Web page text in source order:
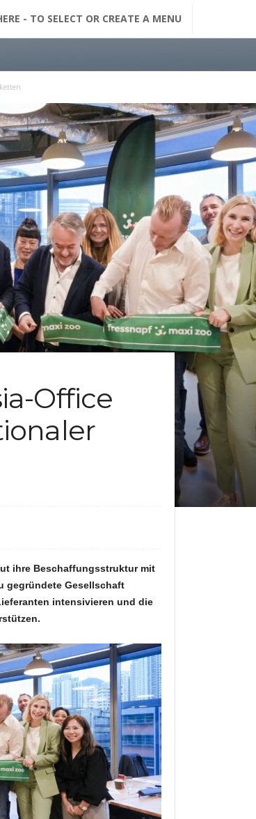
- TO SELECT OR CREATE A MENU
Office
ihre Beschaffungsstruktur mit
gegründete Gesellschaft
intensivieren und die